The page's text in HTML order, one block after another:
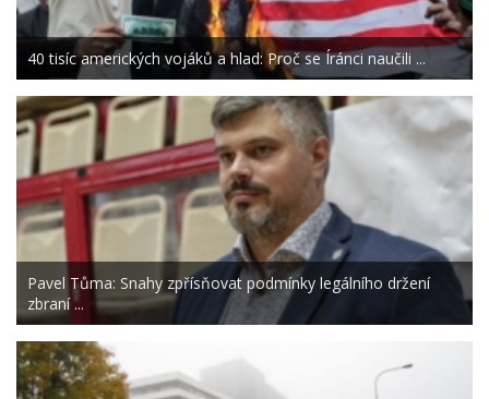
40 tisíc amerických vojáků a hlad: Proč se Íránci naučili ...
Pavel Tůma: Snahy zpřísňovat podmínky legálního držení
zbraní ...